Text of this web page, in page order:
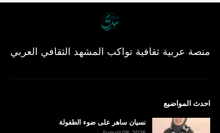
منصة عربية ثقافية تواكب المشهد الثقافي العربي
احدث المواضيع
نسيان ساهر على ضوء الطفولة